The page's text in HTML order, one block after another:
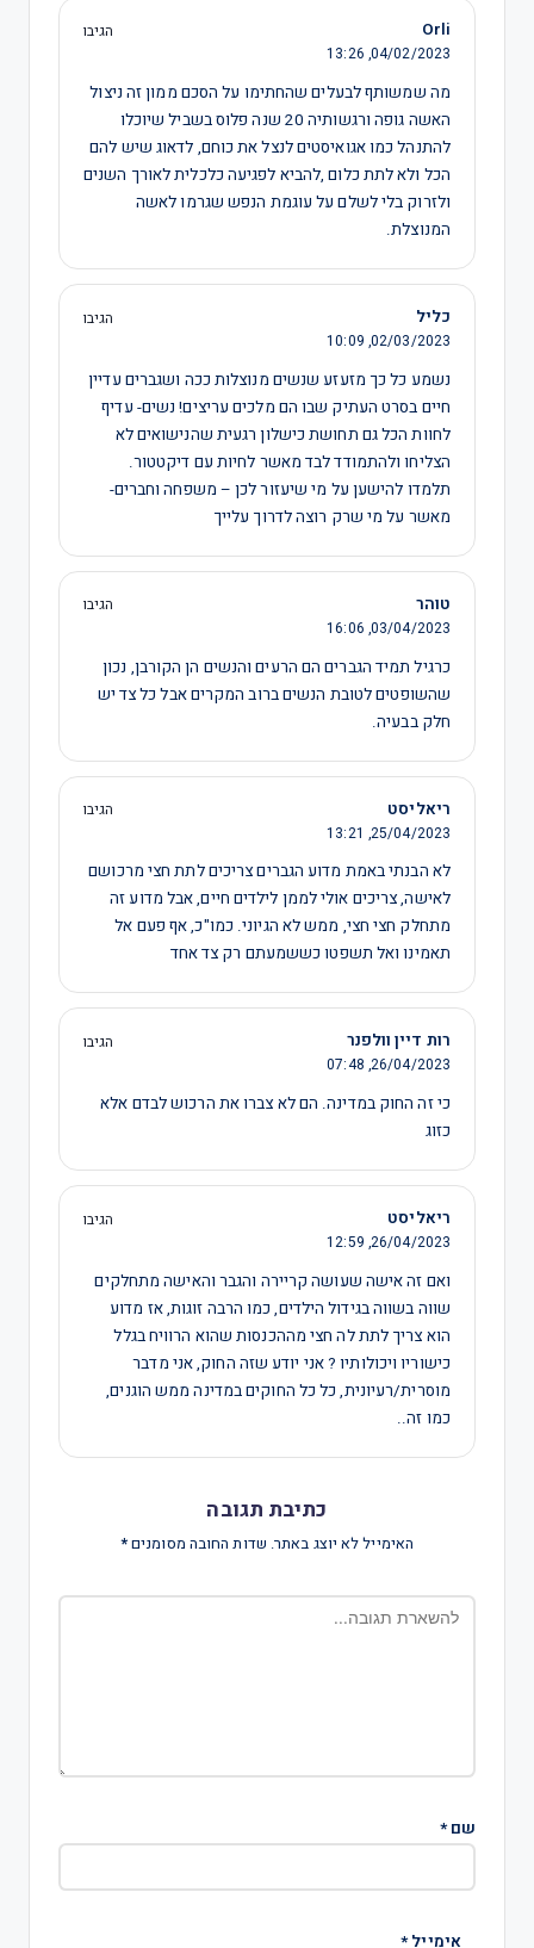
‪Orli
הגיבו
04/02/2023,
13:26
מה שמשותף לבעלים שהחתימו על הסכם ממון זה ניצול
האשה גופה ורגשותיה 20 שנה פלוס בשביל שיוכלו
להתנהל כמו אגואיסטים לנצל את כוחם, לדאוג שיש להם
הכל ולא לתת כלום ,להביא לפגיעה כלכלית לאורך השנים
ולזרוק בלי לשלם על עוגמת הנפש שגרמו לאשה
המנוצלת.
כליל
הגיבו
02/03/2023,
10:09
נשמע כל כך מזעזע שנשים מנוצלות ככה ושגברים עדיין
חיים בסרט העתיק שבו הם מלכים עריצים! נשים- עדיף
לחוות הכל גם תחושת כישלון רגעית שהנישואים לא
הצליחו ולהתמודד לבד מאשר לחיות עם דיקטטור.
תלמדו להישען על מי שיעזור לכן – משפחה וחברים-
מאשר על מי שרק רוצה לדרוך עלייך
טוהר
הגיבו
03/04/2023,
16:06
כרגיל תמיד הגברים הם הרעים והנשים הן הקורבן, נכון
שהשופטים לטובת הנשים ברוב המקרים אבל כל צד יש
חלק בבעיה.
ריאליסט
הגיבו
25/04/2023,
13:21
לא הבנתי באמת מדוע הגברים צריכים לתת חצי מרכושם
לאישה, צריכים אולי לממן לילדים חיים, אבל מדוע זה
מתחלק חצי חצי, ממש לא הגיוני. כמו"כ, אף פעם אל
תאמינו ואל תשפטו כששמעתם רק צד אחד
רות דיין וולפנר
הגיבו
26/04/2023,
07:48
כי זה החוק במדינה. הם לא צברו את הרכוש לבדם אלא
כזוג
ריאליסט
הגיבו
26/04/2023,
12:59
ואם זה אישה שעושה קריירה והגבר והאישה מתחלקים
שווה בשווה בגידול הילדים, כמו הרבה זוגות, אז מדוע
הוא צריך לתת לה חצי מההכנסות שהוא הרוויח בגלל
כישוריו ויכולותיו ? אני יודע שזה החוק, אני מדבר
מוסרית/רעיונית, כל כל החוקים במדינה ממש הוגנים,
כמו זה..
כתיבת תגובה
האימייל לא יוצג באתר. שדות החובה מסומנים*
שם*
אימייל*